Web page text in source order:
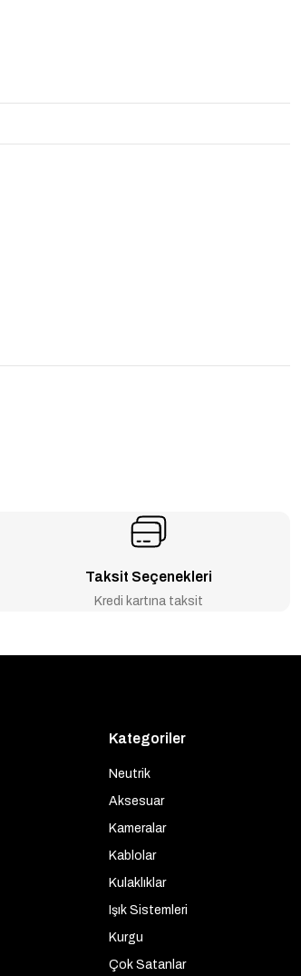
Taksit Seçenekleri
Kredi kartına taksit
Kategoriler
Neutrik
Aksesuar
Kameralar
Kablolar
Kulaklıklar
Işık Sistemleri
Kurgu
Çok Satanlar